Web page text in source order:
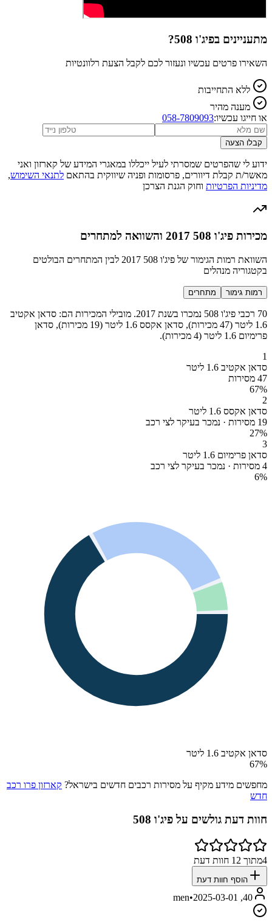
מתעניינים בפיג'ו 508 ?
השאירו פרטים עכשיו ונעזור לכם לקבל הצעת רלוונטיות
ללא התחייבות
מענה מהיר
או חייגו עכשיו:058-7809093
קבלו הצעה
ידוע לי שהפרטים שמסרתי לעיל ייכללו במאגרי המידע של קארזון ואני
מאשר/ת קבלת דיוורים, פרסומות ופניה שיווקית בהתאם לתנאי השימוש,
מדיניות הפרטיות וחוק הגנת הצרכן
מכירות פיג'ו 508 2017 והשוואה למתחרים
השוואת רמות הגימור של פיג'ו 508 2017 לבין המתחרים הבולטים
בקטגוריה מנהלים
רמות גימור מתחרים
70 רכבי פיג'ו 508 נמכרו בשנת 2017. מובילי המכירות הם: סדאן אקטיב
1.6 ליטר (47 מכירות), סדאן אקסס 1.6 ליטר (19 מכירות), סדאן
פרימיום 1.6 ליטר (4 מכירות).
1
סדאן אקטיב 1.6 ליטר
47 מסירות
67%
2
סדאן אקסס 1.6 ליטר
19 מסירות · נמכר בעיקר לצי רכב
27%
3
סדאן פרימיום 1.6 ליטר
4 מסירות · נמכר בעיקר לצי רכב
6%
סדאן אקטיב 1.6 ליטר
67%
מחפשים מידע מקיף על מסירות רכבים חדשים בישראל? קארזון פרו רכב
חדש
חוות דעת גולשים על פיג'ו 508
4מתוך 12 חוות דעת
הוסף חוות דעת
40, men
•2025-03-01